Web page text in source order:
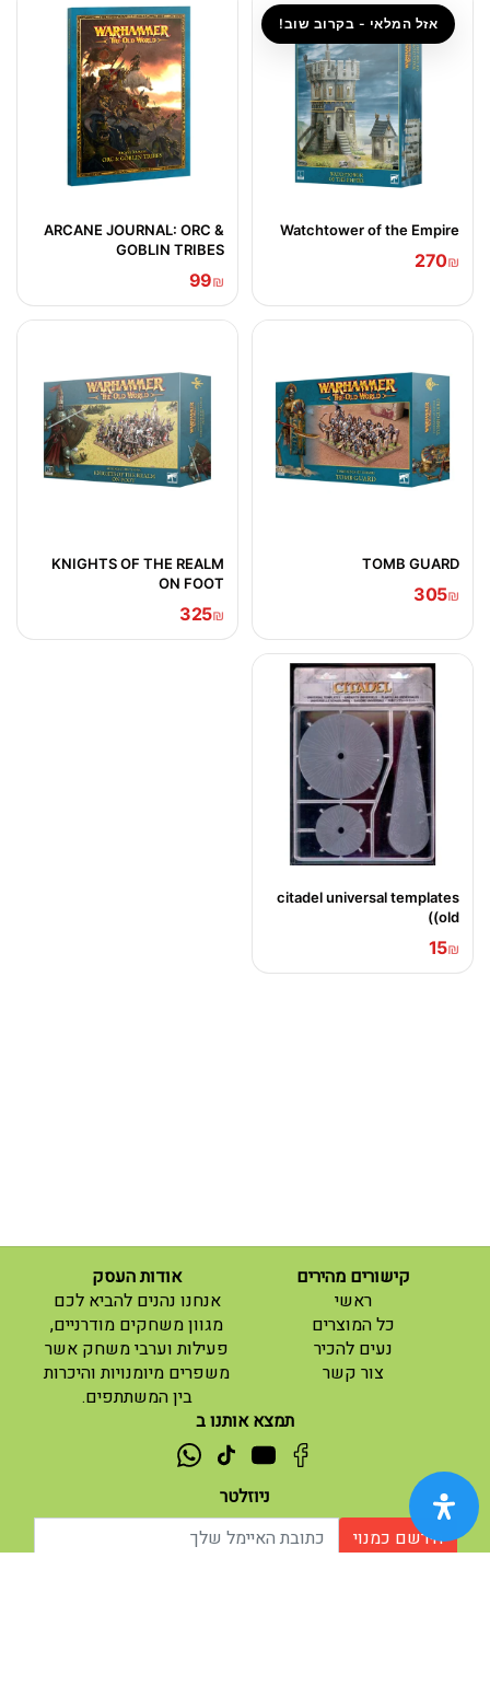
אזל המלאי - בקרוב שוב!
Watchtower of the Empire
₪
270
ARCANE JOURNAL: ORC &
GOBLIN TRIBES
₪
99
TOMB GUARD
₪
305
KNIGHTS OF THE REALM
ON FOOT
₪
325
citadel universal templates
(old)
₪
15
קישורים מהירים
ראשי
(current)
כל המוצרים
נעים להכיר
צור קשר
(current)
אודות העסק
אנחנו נהנים להביא לכם
מגוון משחקים מודרניים,
פעילות וערבי משחק אשר
משפרים מיומנויות והיכרות
בין המשתתפים.
תמצא אותנו ב
ניוזלטר
הירשם כמנוי